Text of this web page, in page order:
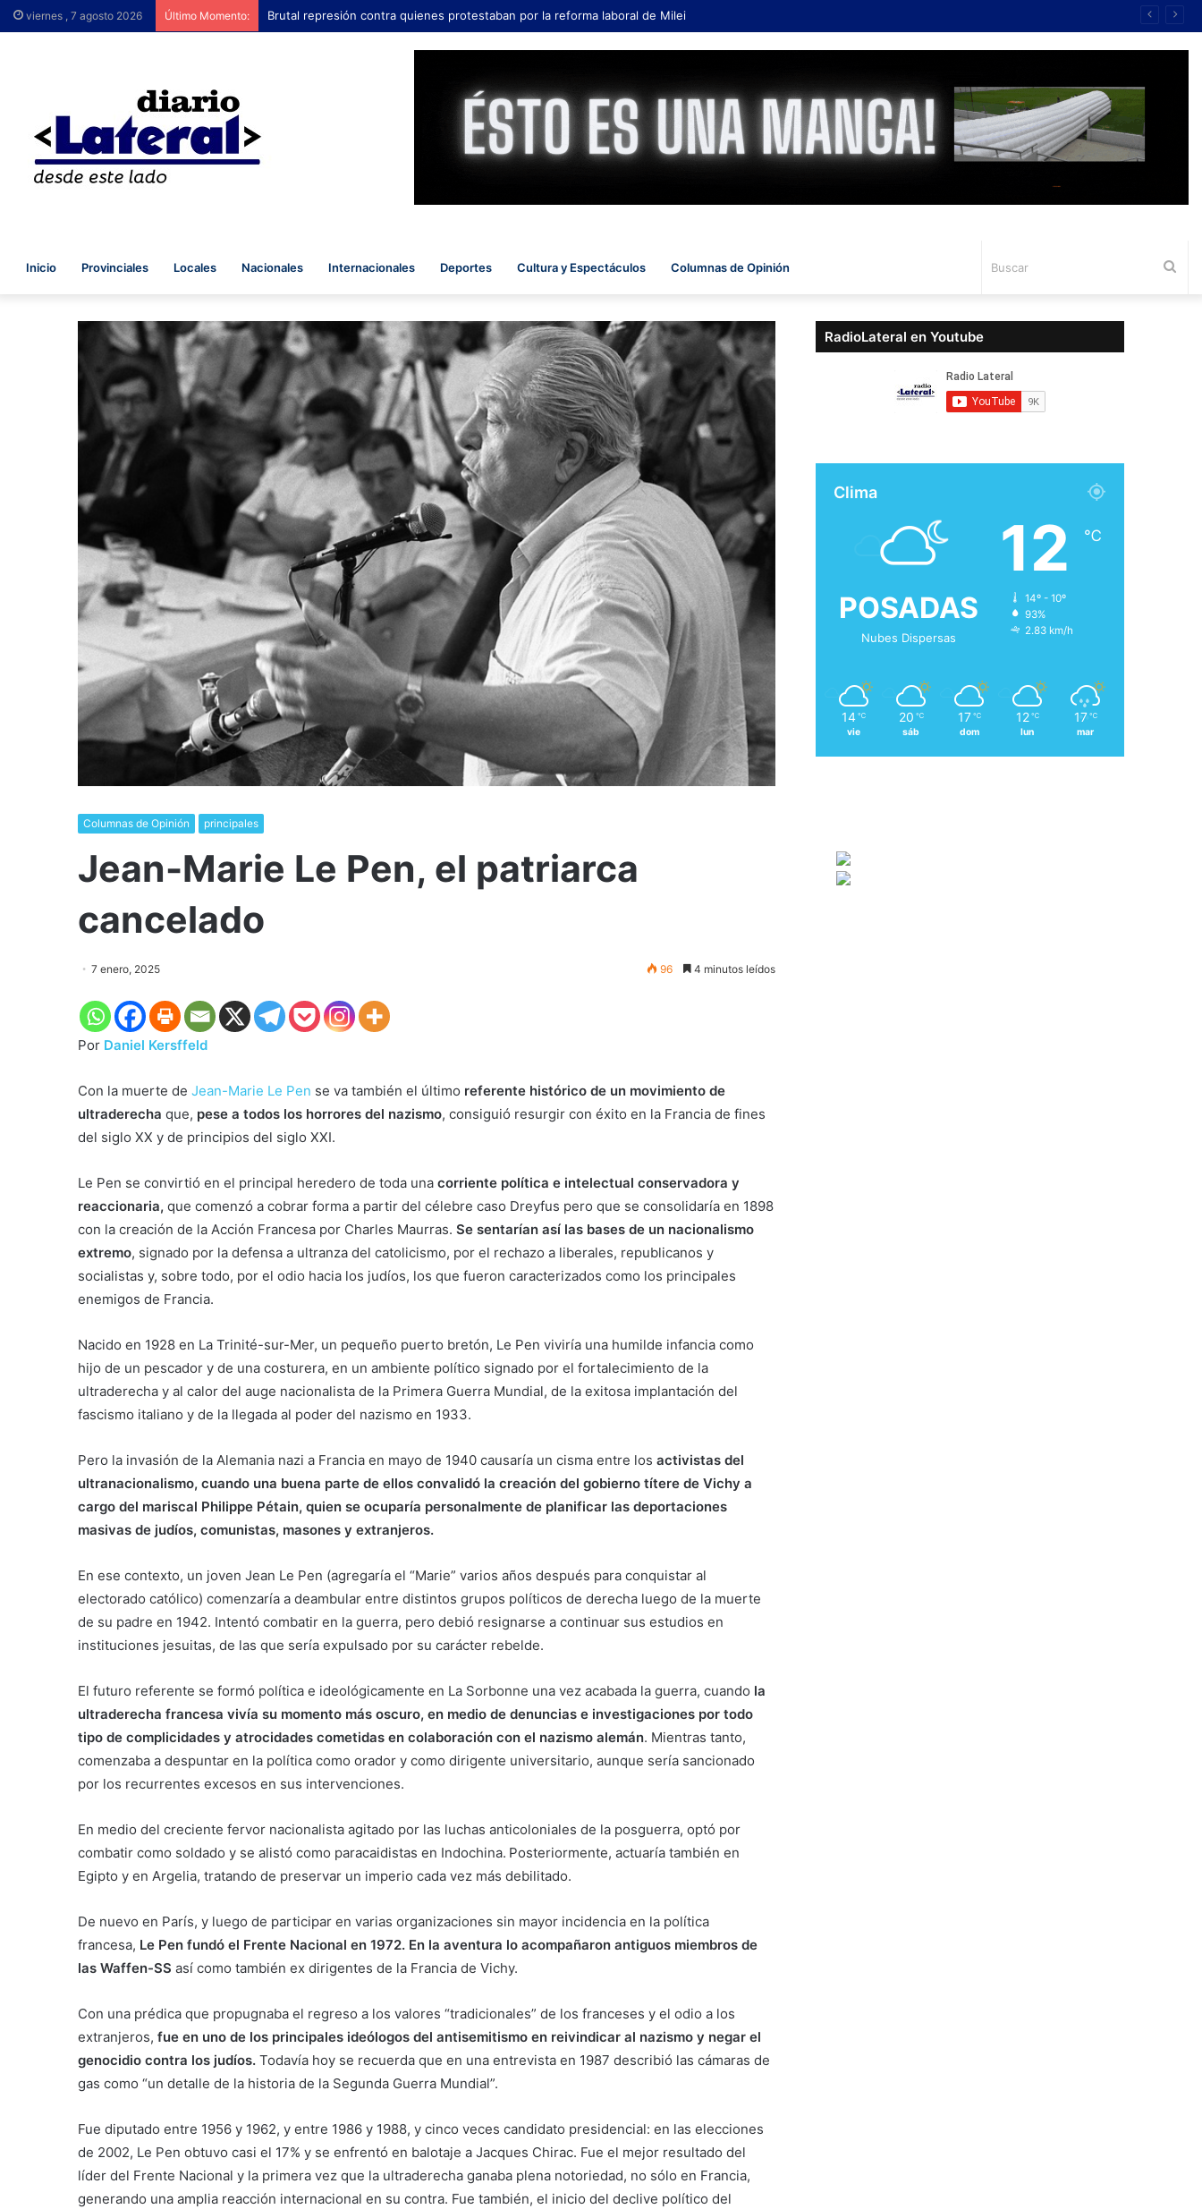
viernes , 7 agosto 2026 Último Momento: Brutal represión contra quienes protestaban por la reforma laboral de Milei
Inicio Provinciales Locales Nacionales Internacionales Deportes Cultura y Espectáculos Columnas de Opinión
Columnas de Opinión principales
Jean-Marie Le Pen, el patriarca
cancelado
7 enero, 2025 96 4 minutos leídos
Por Daniel Kersffeld
Con la muerte de Jean-Marie Le Pen se va también el último referente histórico de un movimiento de
ultraderecha que, pese a todos los horrores del nazismo, consiguió resurgir con éxito en la Francia de fines
del siglo XX y de principios del siglo XXI.
Le Pen se convirtió en el principal heredero de toda una corriente política e intelectual conservadora y
reaccionaria, que comenzó a cobrar forma a partir del célebre caso Dreyfus pero que se consolidaría en 1898
con la creación de la Acción Francesa por Charles Maurras. Se sentarían así las bases de un nacionalismo
extremo, signado por la defensa a ultranza del catolicismo, por el rechazo a liberales, republicanos y
socialistas y, sobre todo, por el odio hacia los judíos, los que fueron caracterizados como los principales
enemigos de Francia.
Nacido en 1928 en La Trinité-sur-Mer, un pequeño puerto bretón, Le Pen viviría una humilde infancia como
hijo de un pescador y de una costurera, en un ambiente político signado por el fortalecimiento de la
ultraderecha y al calor del auge nacionalista de la Primera Guerra Mundial, de la exitosa implantación del
fascismo italiano y de la llegada al poder del nazismo en 1933.
Pero la invasión de la Alemania nazi a Francia en mayo de 1940 causaría un cisma entre los activistas del
ultranacionalismo, cuando una buena parte de ellos convalidó la creación del gobierno títere de Vichy a
cargo del mariscal Philippe Pétain, quien se ocuparía personalmente de planificar las deportaciones
masivas de judíos, comunistas, masones y extranjeros.
En ese contexto, un joven Jean Le Pen (agregaría el “Marie” varios años después para conquistar al
electorado católico) comenzaría a deambular entre distintos grupos políticos de derecha luego de la muerte
de su padre en 1942. Intentó combatir en la guerra, pero debió resignarse a continuar sus estudios en
instituciones jesuitas, de las que sería expulsado por su carácter rebelde.
El futuro referente se formó política e ideológicamente en La Sorbonne una vez acabada la guerra, cuando la
ultraderecha francesa vivía su momento más oscuro, en medio de denuncias e investigaciones por todo
tipo de complicidades y atrocidades cometidas en colaboración con el nazismo alemán. Mientras tanto,
comenzaba a despuntar en la política como orador y como dirigente universitario, aunque sería sancionado
por los recurrentes excesos en sus intervenciones.
En medio del creciente fervor nacionalista agitado por las luchas anticoloniales de la posguerra, optó por
combatir como soldado y se alistó como paracaidistas en Indochina. Posteriormente, actuaría también en
Egipto y en Argelia, tratando de preservar un imperio cada vez más debilitado.
De nuevo en París, y luego de participar en varias organizaciones sin mayor incidencia en la política
francesa, Le Pen fundó el Frente Nacional en 1972. En la aventura lo acompañaron antiguos miembros de
las Waffen-SS así como también ex dirigentes de la Francia de Vichy.
Con una prédica que propugnaba el regreso a los valores “tradicionales” de los franceses y el odio a los
extranjeros, fue en uno de los principales ideólogos del antisemitismo en reivindicar al nazismo y negar el
genocidio contra los judíos. Todavía hoy se recuerda que en una entrevista en 1987 describió las cámaras de
gas como “un detalle de la historia de la Segunda Guerra Mundial”.
Fue diputado entre 1956 y 1962, y entre 1986 y 1988, y cinco veces candidato presidencial: en las elecciones
de 2002, Le Pen obtuvo casi el 17% y se enfrentó en balotaje a Jacques Chirac. Fue el mejor resultado del
líder del Frente Nacional y la primera vez que la ultraderecha ganaba plena notoriedad, no sólo en Francia,
generando una amplia reacción internacional en su contra. Fue también, el inicio del declive político del
RadioLateral en Youtube
Clima
POSADAS
Nubes Dispersas
12 ℃
14º - 10º
93%
2.83 km/h
14 ℃
vie
20 ℃
sáb
17 ℃
dom
12 ℃
lun
17 ℃
mar